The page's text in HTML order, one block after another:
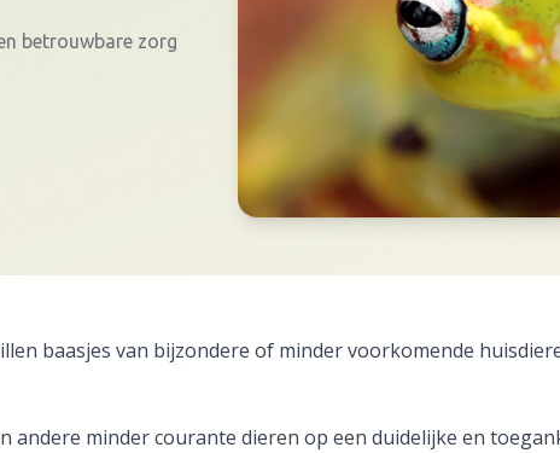
betrouwbare zorg
baasjes van bijzondere of minder voorkomende
andere minder courante dieren op een duidelijke en